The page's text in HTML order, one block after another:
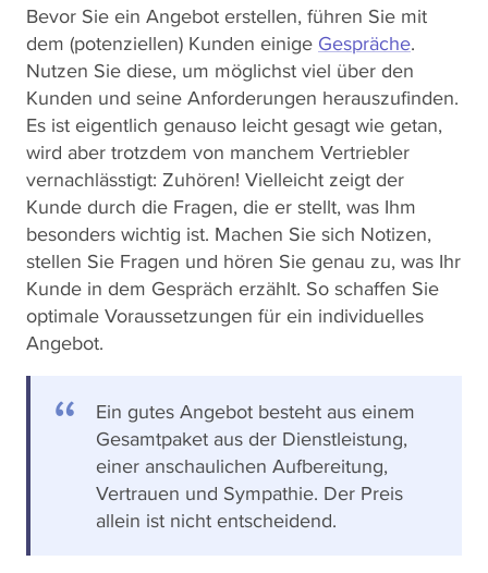
Bevor Sie ein Angebot erstellen, führen Sie mit
dem (potenziellen) Kunden einige Gespräche.
Nutzen Sie diese, um möglichst viel über den
Kunden und seine Anforderungen herauszufinden.
Es ist eigentlich genauso leicht gesagt wie getan,
wird aber trotzdem von manchem Vertriebler
vernachlässtigt: Zuhören! Vielleicht zeigt der
Kunde durch die Fragen, die er stellt, was Ihm
besonders wichtig ist. Machen Sie sich Notizen,
stellen Sie Fragen und hören Sie genau zu, was Ihr
Kunde in dem Gespräch erzählt. So schaffen Sie
optimale Voraussetzungen für ein individuelles
Angebot.
Ein gutes Angebot besteht aus einem
Gesamtpaket aus der Dienstleistung,
einer anschaulichen Aufbereitung,
Vertrauen und Sympathie. Der Preis
allein ist nicht entscheidend.